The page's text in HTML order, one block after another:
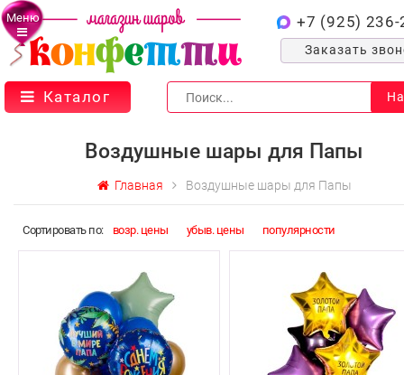
Меню +7 (925) 236-
Заказать
Каталог
Воздушные шары для Папы
Главная Воздушные шары для Папы
Cортировать по: возр. цены убыв. цены популярности